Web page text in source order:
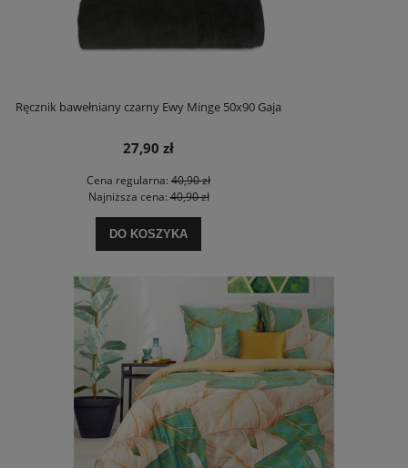
Ręcznik bawełniany czarny Ewy Minge 50x90 Gaja
27,90 zł
Cena regularna: 40,90 zł
Najniższa cena:40,90 zł
DO KOSZYKA